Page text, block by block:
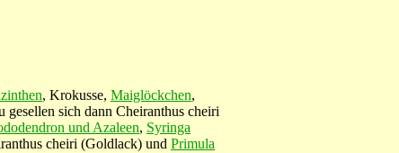
, Krokusse, Maiglöckchen,
gesellen sich dann Cheiranthus cheiri
und Azaleen, Syringa
cheiri (Goldlack) und Primula